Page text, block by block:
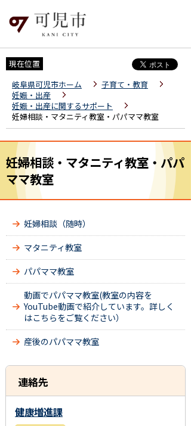
現在位置
岐阜県可児市ホーム
子育て・教育
妊娠・出産
妊娠・出産に関するサポート
妊婦相談・マタニティ教室・パパママ教室
妊婦相談・マタニティ教室・パパ
ママ教室
妊婦相談（随時）
マタニティ教室
パパママ教室
動画でパパママ教室(教室の内容を
YouTube動画で紹介しています。詳しく
はこちらをご覧ください）
産後のパパママ教室
連絡先
健康増進課